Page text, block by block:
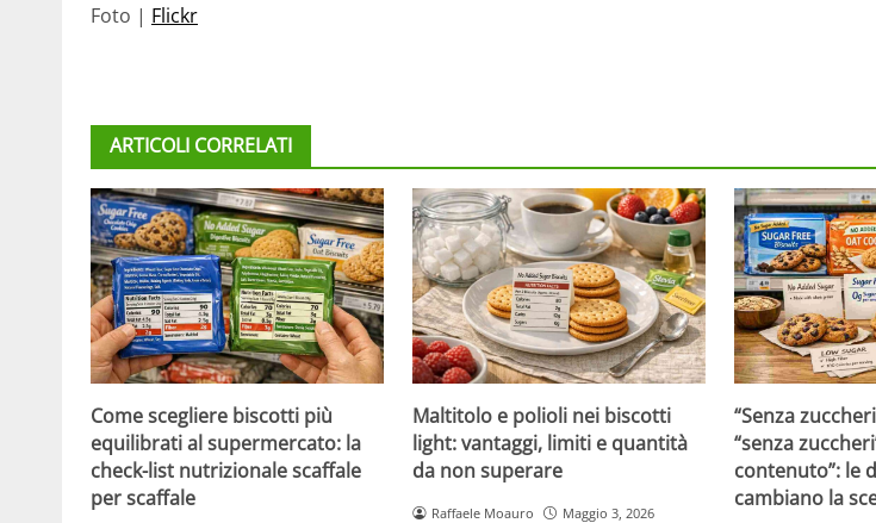
Foto | Flickr
ARTICOLI CORRELATI
Come scegliere biscotti più
equilibrati al supermercato: la
check-list nutrizionale scaffale
per scaffale
Maltitolo e polioli nei biscotti
light: vantaggi, limiti e quantità
da non superare
Raffaele Moauro Maggio 3, 2026
“Senza
“senza
contenuto”: le
cambiano la